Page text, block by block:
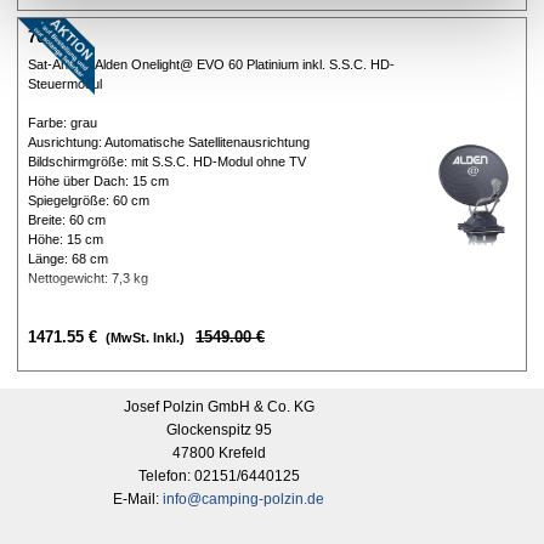
70-480
Sat-Anlage Alden Onelight@ EVO 60 Platinium inkl. S.S.C. HD-
Steuermodul
Farbe: grau
Ausrichtung: Automatische Satellitenausrichtung
Bildschirmgröße: mit S.S.C. HD-Modul ohne TV
Höhe über Dach: 15 cm
Spiegelgröße: 60 cm
Breite: 60 cm
Höhe: 15 cm
Länge: 68 cm
Nettogewicht: 7,3 kg
1471.55 € (MwSt. Inkl.) Preis ohne Rabatt
1549.00 €
Josef Polzin GmbH & Co. KG
Glockenspitz 95
47800 Krefeld
Telefon: 02151/6440125
E-Mail: info@camping-polzin.de